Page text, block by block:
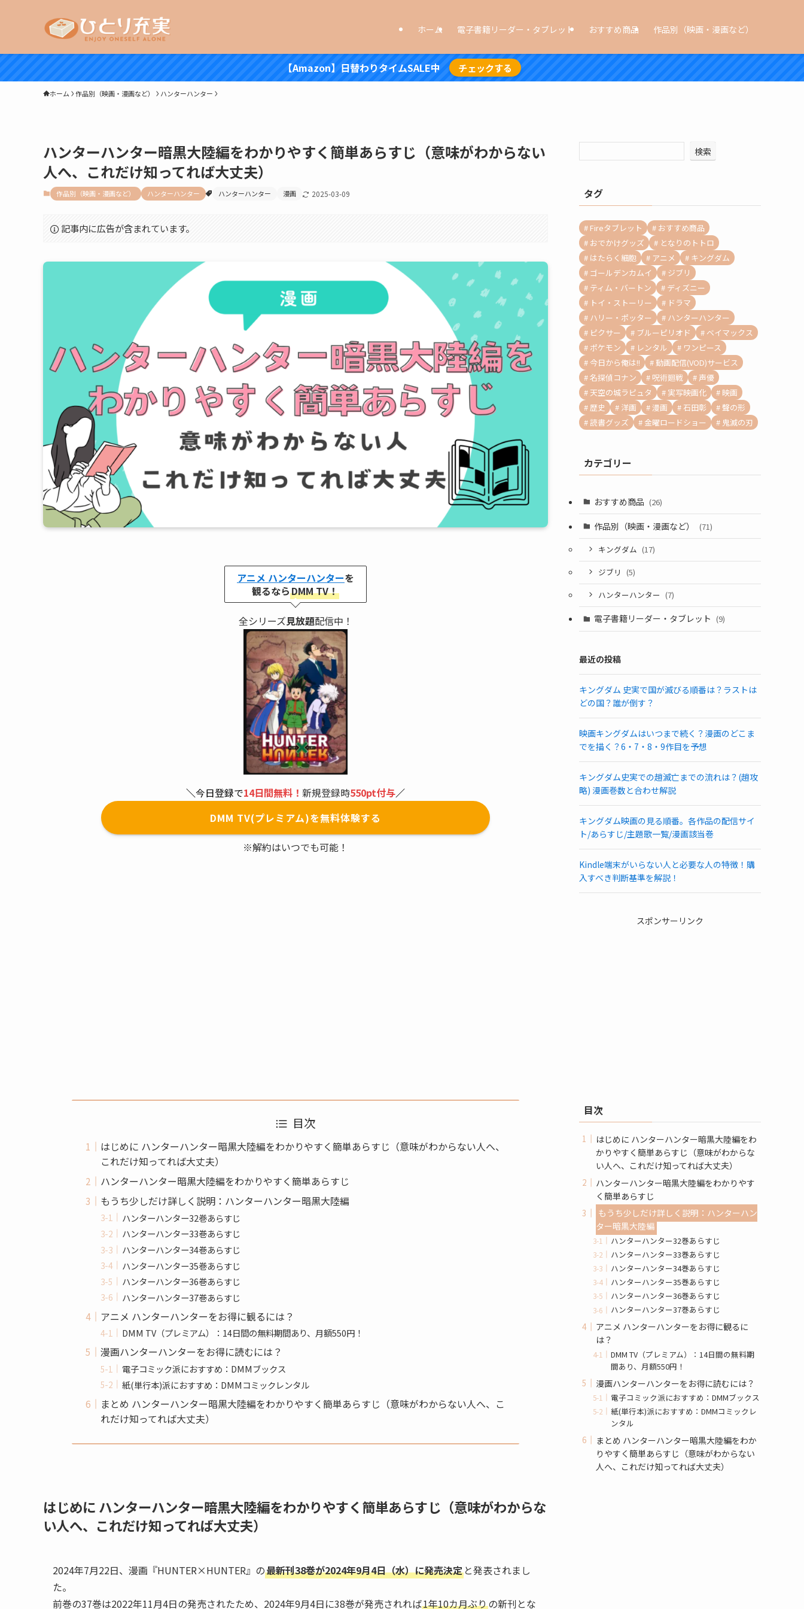
ホーム 電子書籍リーダー・タブレット おすすめ商品 作品別（映画・漫画など）
【Amazon】日替わりタイムSALE中 チェックする
ホーム 作品別（映画・漫画など） ハンターハンター
ハンターハンター暗黒大陸編をわかりやすく簡単あらすじ（意味がわからない
人へ、これだけ知ってれば大丈夫）
作品別（映画・漫画など） ハンターハンター ハンターハンター 漫画 2025-03-09
記事内に広告が含まれています。
アニメ ハンターハンターを
観るならDMM TV！
全シリーズ見放題配信中！
＼今日登録で14日間無料！ 新規登録時550pt付与／
DMM TV(プレミアム)を無料体験する
※解約はいつでも可能！
目次
はじめに ハンターハンター暗黒大陸編をわかりやすく簡単あらすじ（意味がわからない人へ、
これだけ知ってれば大丈夫）
ハンターハンター暗黒大陸編をわかりやすく簡単あらすじ
もうち少しだけ詳しく説明：ハンターハンター暗黒大陸編
ハンターハンター32巻あらすじ
ハンターハンター33巻あらすじ
ハンターハンター34巻あらすじ
ハンターハンター35巻あらすじ
ハンターハンター36巻あらすじ
ハンターハンター37巻あらすじ
アニメ ハンターハンターをお得に観るには？
DMM TV（プレミアム）：14日間の無料期間あり、月額550円！
漫画ハンターハンターをお得に読むには？
電子コミック派におすすめ：DMMブックス
紙(単行本)派におすすめ：DMMコミックレンタル
まとめ ハンターハンター暗黒大陸編をわかりやすく簡単あらすじ（意味がわからない人へ、こ
れだけ知ってれば大丈夫）
はじめに ハンターハンター暗黒大陸編をわかりやすく簡単あらすじ（意味がわからな
い人へ、これだけ知ってれば大丈夫）
2024年7月22日、漫画『HUNTER×HUNTER』の最新刊38巻が2024年9月4日（水）に発売決定 と発表されまし
た。
前巻の37巻は2022年11月4日の発売されたため、2024年9月4日に38巻が発売されれば1年10カ月ぶりの新刊とな
検索
タグ
Fireタブレット
おすすめ商品
おでかけグッズ
となりのトトロ
はたらく細胞
アニメ
キングダム
ゴールデンカムイ
ジブリ
ティム・バートン
ディズニー
トイ・ストーリー
ドラマ
ハリー・ポッター
ハンターハンター
ピクサー
ブルーピリオド
ベイマックス
ポケモン
レンタル
ワンピース
今日から俺は!!
動画配信(VOD)サービス
名探偵コナン
呪術廻戦
声優
天空の城ラピュタ
実写映画化
映画
歴史
洋画 漫画 石田彰
聲の形
読書グッズ
金曜ロードショー 鬼滅の刃
カテゴリー
おすすめ商品 (26)
作品別（映画・漫画など） (71)
キングダム (17)
ジブリ (5)
ハンターハンター (7)
電子書籍リーダー・タブレット (9)
最近の投稿
キングダム 史実で国が滅びる順番は？ラストは
どの国？誰が倒す？
映画キングダムはいつまで続く？漫画のどこま
でを描く？6・7・8・9作目を予想
キングダム史実での趙滅亡までの流れは？(趙攻
略) 漫画巻数と合わせ解説
キングダム映画の見る順番。各作品の配信サイ
ト/あらすじ/主題歌一覧/漫画該当巻
Kindle端末がいらない人と必要な人の特徴！購
入すべき判断基準を解説！
スポンサーリンク
目次
はじめに ハンターハンター暗黒大陸編をわ
かりやすく簡単あらすじ（意味がわからな
い人へ、これだけ知ってれば大丈夫）
ハンターハンター暗黒大陸編をわかりやす
く簡単あらすじ
もうち少しだけ詳しく説明：ハンターハン
ター暗黒大陸編
ハンターハンター32巻あらすじ
ハンターハンター33巻あらすじ
ハンターハンター34巻あらすじ
ハンターハンター35巻あらすじ
ハンターハンター36巻あらすじ
ハンターハンター37巻あらすじ
アニメ ハンターハンターをお得に観るに
は？
DMM TV（プレミアム）：14日間の無料期
間あり、月額550円！
漫画ハンターハンターをお得に読むには？
電子コミック派におすすめ：DMMブックス
紙(単行本)派におすすめ：DMMコミックレ
ンタル
まとめ ハンターハンター暗黒大陸編をわか
りやすく簡単あらすじ（意味がわからない
人へ、これだけ知ってれば大丈夫）